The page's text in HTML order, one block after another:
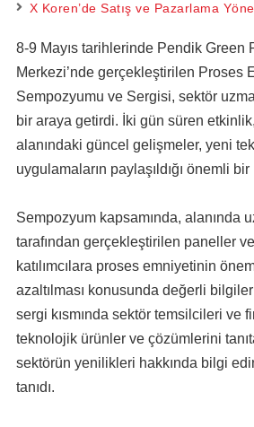
X Koren’de Satış ve Pazarlama
8-9 Mayıs tarihlerinde Pendik Green
Merkezi’nde gerçekleştirilen Proses
Sempozyumu ve Sergisi, sektör
bir araya getirdi. İki gün süren
alanındaki güncel gelişmeler, yeni
uygulamaların paylaşıldığı önemli
Sempozyum kapsamında, alanında
tarafından gerçekleştirilen paneller
katılımcılara proses emniyetinin
azaltılması konusunda değerli bilgiler
sergi kısmında sektör temsilcileri ve
teknolojik ürünler ve çözümlerini
sektörün yenilikleri hakkında bilgi
tanıdı.